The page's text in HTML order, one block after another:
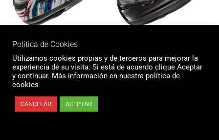
+ Dto Extra
KIYO TRICO – Replica
1.099,96€ 934,97€
– Diamond Black
999,94 €849,95€
Política de Cookies
Utilizamos cookies propias y de terceros para mejorar la
experiencia de su visita. Si está de acuerdo clique Aceptar
y continuar. Más información en nuestra política de
cookies
CANCELAR ACEPTAR